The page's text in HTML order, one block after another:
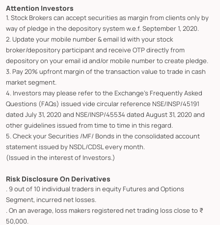
Attention Investors
1. Stock Brokers can accept securities as margin from clients only by
way of pledge in the depository system w.e.f. September 1, 2020.
2. Update your mobile number & email Id with your stock
broker/depository participant and receive OTP directly from
depository on your email id and/or mobile number to create pledge.
3. Pay 20% upfront margin of the transaction value to trade in cash
market segment.
4. Investors may please refer to the Exchange's Frequently Asked
Questions (FAQs) issued vide circular reference NSE/INSP/45191
dated July 31, 2020 and NSE/INSP/45534 dated August 31, 2020 and
other guidelines issued from time to time in this regard.
5. Check your Securities /MF/ Bonds in the consolidated account
statement issued by NSDL/CDSL every month.
(Issued in the interest of Investors.)
Risk Disclosure On Derivatives
. 9 out of 10 individual traders in equity Futures and Options
Segment, incurred net losses.
. On an average, loss makers registered net trading loss close to ₹
50,000.